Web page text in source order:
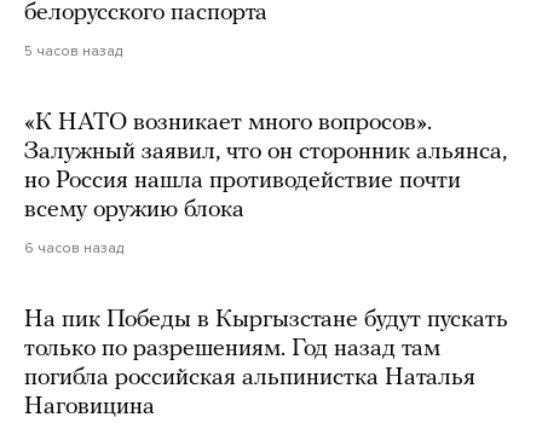
белорусского паспорта
5 часов назад
«К НАТО возникает много вопросов».
Залужный заявил, что он сторонник альянса,
но Россия нашла противодействие почти
всему оружию блока
6 часов назад
На пик Победы в Кыргызстане будут пускать
только по разрешениям. Год назад там
погибла российская альпинистка Наталья
Наговицина